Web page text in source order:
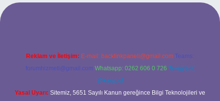
Reklam ve İletişim: E-mail: backlinkpaneli@gmail.com Teams:
forumhizmeti@gmail.com Whatsapp: 0262 606 0 726 Telegram:
@karabul
Yasal Uyarı: Sitemiz, 5651 Sayılı Kanun gereğince Bilgi Teknolojileri ve